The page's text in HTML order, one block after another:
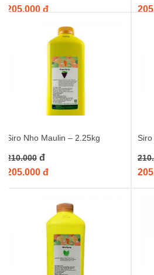
Đa dạng ứng dụng:
Không chỉ
làm nhân bánh, hoặc thậm chí là
tráng miệng khác. Sự linh hoạt
tưởng sáng tạo không giới hạn
Chất lượng đảm bảo:
Maulin là
ngành nguyên liệu pha chế, luôn
phẩm an toàn, chất lượng cao,
độc hại, an toàn cho sức khỏe
lợi mà còn giúp bạn tiết kiệm chi
mục đích sử dụng cá nhân và kinh
Hãy tưởng tượng một buổi chiều hè oi
trà sữa xoài mát lạnh, với lớp kem
nức mũi. Hoặc một ly sinh tố xoài béo
Siro Maulin Xoài – 1.3kg
tuyệt vời ấy đều nằm trong tầm tay bạn.
205.000 đ
Siro Nho Maulin – 2.25kg
210.000 đ
205.000 đ